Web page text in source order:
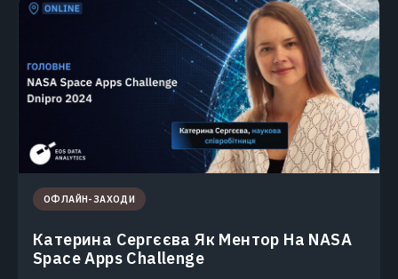
ОФЛАЙН-ЗАХОДИ
Катерина Сергєєва Як Ментор На NASA
Space Apps Challenge